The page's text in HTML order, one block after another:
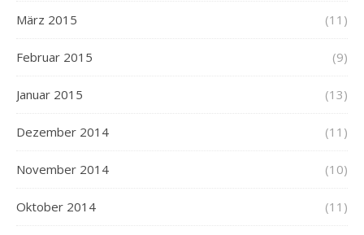
März 2015 (11)
Februar 2015 (9)
Januar 2015 (13)
Dezember 2014 (11)
November 2014 (10)
Oktober 2014 (11)